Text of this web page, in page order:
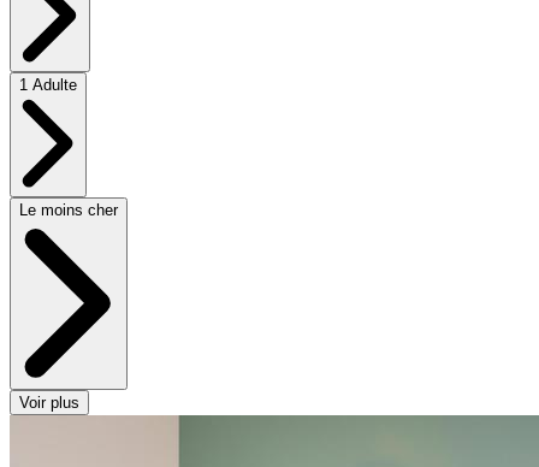
1 Adulte
Le moins cher
Voir plus